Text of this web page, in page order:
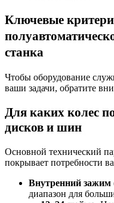
Ключевые
станка
Чтобы оборудование
ваши задачи, обратите
Для каких колес
дисков и шин
Основной технический
покрывает потребности
Внутренний зажим
диапазон для